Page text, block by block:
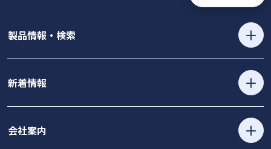
製品情報・検索
新着情報
会社案内